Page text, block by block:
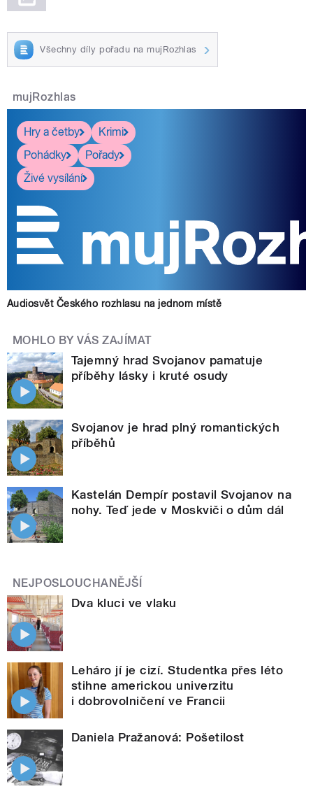
Všechny díly pořadu na mujRozhlas
mujRozhlas
Hry a četby
Krimi
Pohádky
Pořady
Živé vysílání
Audiosvět Českého rozhlasu na jednom místě
MOHLO BY VÁS ZAJÍMAT
Tajemný hrad Svojanov pamatuje
příběhy lásky i kruté osudy
Svojanov je hrad plný romantických
příběhů
Kastelán Dempír postavil Svojanov na
nohy. Teď jede v Moskviči o dům dál
NEJPOSLOUCHANĚJŠÍ
Dva kluci ve vlaku
Leháro jí je cizí. Studentka přes léto
stihne americkou univerzitu
i dobrovolničení ve Francii
Daniela Pražanová: Pošetilost